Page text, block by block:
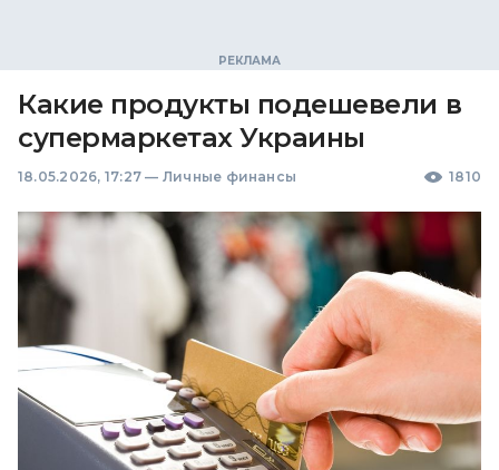
Какие продукты подешевели в
супермаркетах Украины
18.05.2026, 17:27 — Личные финансы 1810